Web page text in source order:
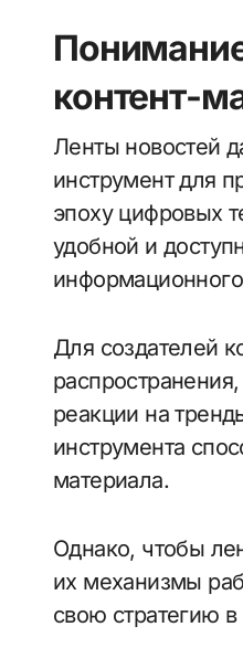
контент-
Ленты новостей давно превратились из простого источника информации в мощный
инструмент для
эпоху цифровых
удобной и
Для создателей
реакции на
инструмента
материала.
Однако, чтобы
их механизмы
свою стратегию